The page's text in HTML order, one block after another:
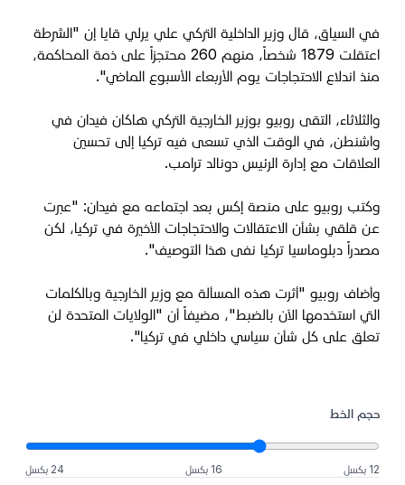
في السياق، قال وزير الداخلية التركي علي يرلي قايا إن "الشرطة
اعتقلت 1879 شخصاً، منهم 260 محتجزاً على ذمة المحاكمة،
منذ اندلاع الاحتجاجات يوم الأربعاء الأسبوع الماضي".
والثلاثاء، التقى روبيو بوزير الخارجية التركي هاكان فيدان في
واشنطن، في الوقت الذي تسعى فيه تركيا إلى تحسين
العلاقات مع إدارة الرئيس دونالد ترامب.
وكتب روبيو على منصة إكس بعد اجتماعه مع فيدان: "عبرت
عن قلقي بشأن الاعتقالات والاحتجاجات الأخيرة في تركيا، لكن
مصدراً دبلوماسيا تركيا نفى هذا التوصيف".
وأضاف روبيو "أثرت هذه المسألة مع وزير الخارجية وبالكلمات
التي استخدمها الآن بالضبط"، مضيفاً أن "الولايات المتحدة لن
تعلق على كل شأن سياسي داخلي في تركيا".
حجم الخط
12 بكسل 16 بكسل 24 بكسل